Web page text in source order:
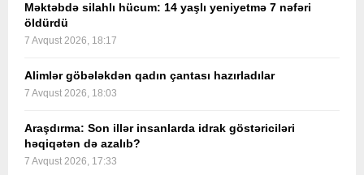
Məktəbdə silahlı hücum: 14 yaşlı yeniyetmə 7 nəfəri
öldürdü
7 Avqust 2026, 18:17
Alimlər göbələkdən qadın çantası hazırladılar
7 Avqust 2026, 18:03
Araşdırma: Son illər insanlarda idrak göstəriciləri
həqiqətən də azalıb?
7 Avqust 2026, 17:33